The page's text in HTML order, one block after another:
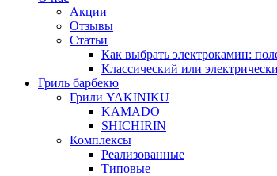
Акции
Отзывы
Статьи
Как выбрать электрокамин:
Классический или
Гриль барбекю
Грили YAKINIKU
KAMADO
SHICHIRIN
Комплексы
Реализованные
Типовые